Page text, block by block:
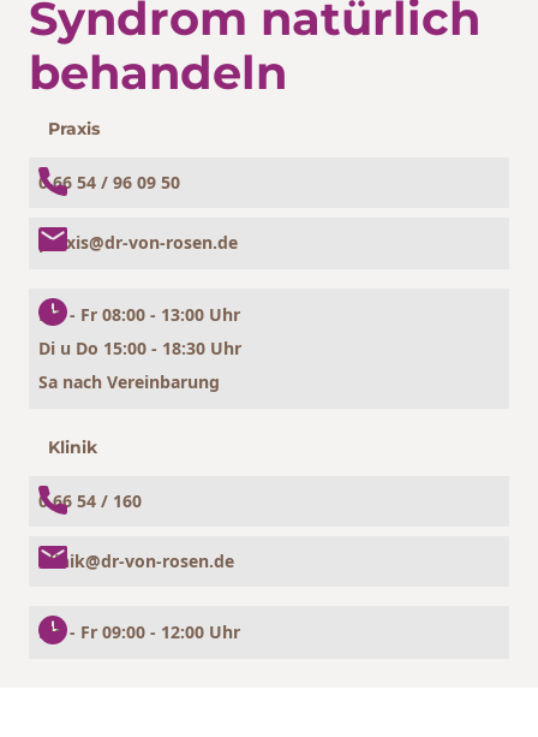
Syndrom natürlich
behandeln
Praxis
0 66 54 / 96 09 50
praxis@dr-von-rosen.de
Mo - Fr 08:00 - 13:00 Uhr
Di u Do 15:00 - 18:30 Uhr
Sa nach Vereinbarung
Klinik
0 66 54 / 160
klinik@dr-von-rosen.de
Mo - Fr 09:00 - 12:00 Uhr